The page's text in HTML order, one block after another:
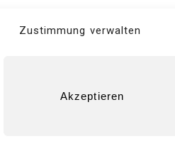
Zustimmung verwalten
Akzeptieren
1 2 3 →